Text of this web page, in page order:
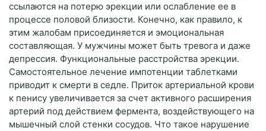
ссылаются на потерю эрекции или ослабление ее в
процессе половой близости. Конечно, как правило, к
этим жалобам присоединяется и эмоциональная
составляющая. У мужчины может быть тревога и даже
депрессия. Функциональные расстройства эрекции.
Самостоятельное лечение импотенции таблетками
приводит к смерти в седле. Приток артериальной крови
к пенису увеличивается за счет активного расширения
артерий под действием фермента, воздействующего на
мышечный слой стенки сосудов. Что такое нарушение